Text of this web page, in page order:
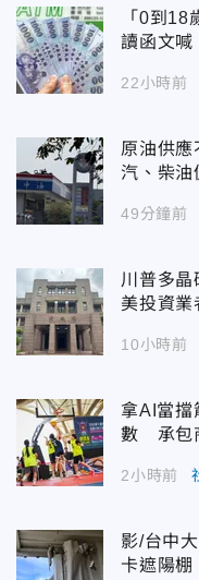
「0到
讀函文喊
22小時前
原油供
汽、柴油
49分鐘前
川普多晶
美投資業
10小時前
拿AI當擋
數 承包
2小時前
影/台中
卡遮陽棚